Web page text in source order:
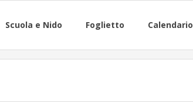
Scuola e Nido Foglietto Calendario